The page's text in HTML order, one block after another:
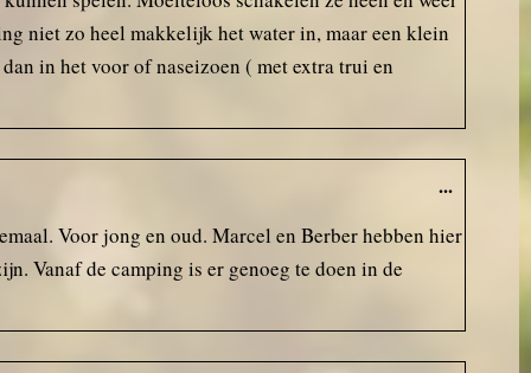
niet zo heel makkelijk het water in, maar een klein
in het voor of naseizoen ( met extra trui en
Voor jong en oud. Marcel en Berber hebben hier
Vanaf de camping is er genoeg te doen in de
...